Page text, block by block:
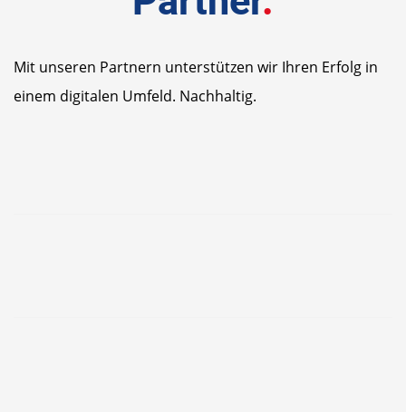
Mit unseren Partnern unterstützen wir Ihren Erfolg in
einem digitalen Umfeld. Nachhaltig.